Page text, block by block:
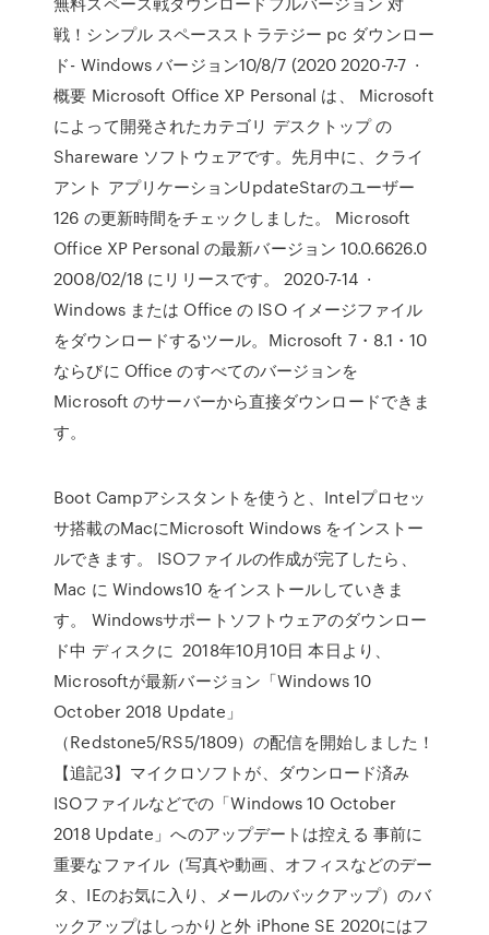
戦！シンプル スペースストラテジー pc ダウンロー
ド- Windows バージョン10/8/7 (2020 2020-7-7 ·
概要 Microsoft Office XP Personal は、 Microsoft
によって開発されたカテゴリ デスクトップ の
Shareware ソフトウェアです。先月中に、クライ
アント アプリケーションUpdateStarのユーザー
126 の更新時間をチェックしました。 Microsoft
Office XP Personal の最新バージョン 10.0.6626.0
2008/02/18 にリリースです。 2020-7-14 ·
Windows または Office の ISO イメージファイル
をダウンロードするツール。Microsoft 7・8.1・10
ならびに Office のすべてのバージョンを
Microsoft のサーバーから直接ダウンロードできま
す。
Boot Campアシスタントを使うと、Intelプロセッ
サ搭載のMacにMicrosoft Windows をインストー
ルできます。 ISOファイルの作成が完了したら、
Mac に Windows10 をインストールしていきま
す。 Windowsサポートソフトウェアのダウンロー
ド中 ディスクに 2018年10月10日 本日より、
Microsoftが最新バージョン「Windows 10
October 2018 Update」
（Redstone5/RS5/1809）の配信を開始しました！
【追記3】マイクロソフトが、ダウンロード済み
ISOファイルなどでの「Windows 10 October
2018 Update」へのアップデートは控える 事前に
重要なファイル（写真や動画、オフィスなどのデー
タ、IEのお気に入り、メールのバックアップ）のバ
ックアップはしっかりと外 iPhone SE 2020にはフ